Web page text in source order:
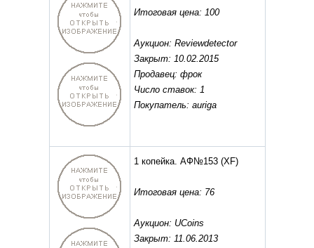
Итоговая цена: 100
Аукцион: Reviewdetector
Закрыт: 10.02.2015
Продавец: фрок
Число ставок: 1
Покупатель: auriga
1 копейка. АФ№153(XF)
Итоговая цена: 76
Аукцион: UCoins
Закрыт: 11.06.2013